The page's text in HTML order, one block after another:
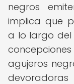
negros
implica que
a lo largo del
agujeros